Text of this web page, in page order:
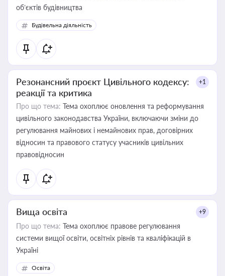
об’єктів будівництва
Будівельна діяльність
Резонансний проєкт Цивільного кодексу:
реакції та критика
+1
Про що тема: Тема охоплює оновлення та реформування
цивільного законодавства України, включаючи зміни до
регулювання майнових і немайнових прав, договірних
відносин та правового статусу учасників цивільних
правовідносин
Вища освіта +9
Про що тема: Тема охоплює правове регулювання
системи вищої освіти, освітніх рівнів та кваліфікацій в
Україні
Освіта